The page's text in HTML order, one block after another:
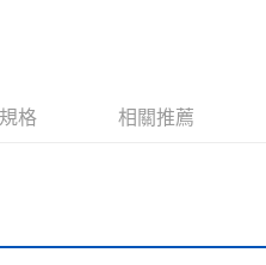
費
格 相關推薦